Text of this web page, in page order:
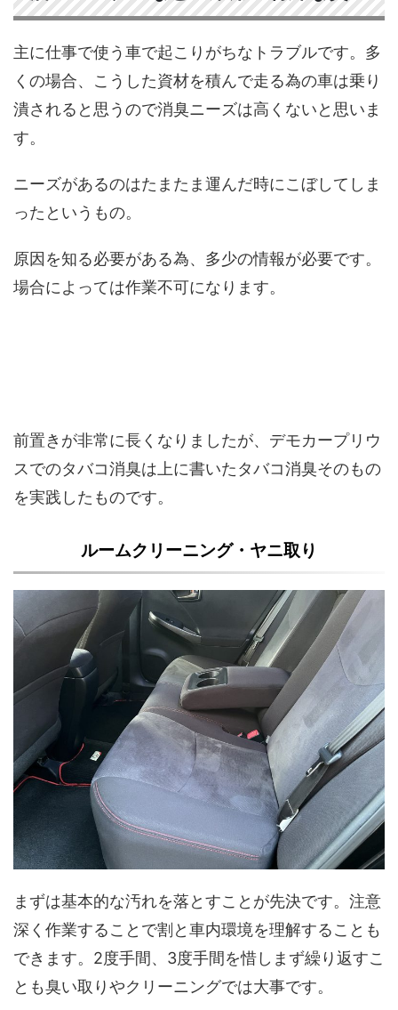
主に仕事で使う車で起こりがちなトラブルです。多
くの場合、こうした資材を積んで走る為の車は乗り
潰されると思うので消臭ニーズは高くないと思いま
す。
ニーズがあるのはたまたま運んだ時にこぼしてしま
ったというもの。
原因を知る必要がある為、多少の情報が必要です。
場合によっては作業不可になります。
前置きが非常に長くなりましたが、デモカープリウ
スでのタバコ消臭は上に書いたタバコ消臭そのもの
を実践したものです。
ルームクリーニング・ヤニ取り
まずは基本的な汚れを落とすことが先決です。注意
深く作業することで割と車内環境を理解することも
できます。2度手間、3度手間を惜しまず繰り返すこ
とも臭い取りやクリーニングでは大事です。